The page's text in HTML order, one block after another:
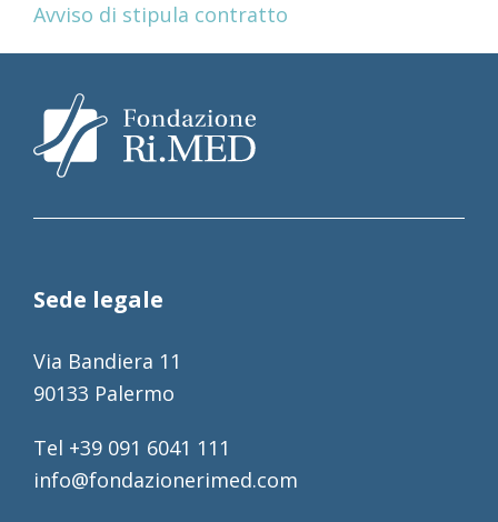
Avviso di stipula contratto
Sede legale
Via Bandiera 11
90133 Palermo
Tel +39 091 6041 111
info@fondazionerimed.com